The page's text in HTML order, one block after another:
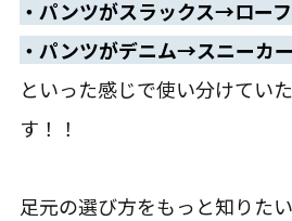
・パンツがスラックス→ロー
・パンツがデニム→スニーカー
といった感じで使い分けてい
す！！
足元の選び方をもっと知りたい